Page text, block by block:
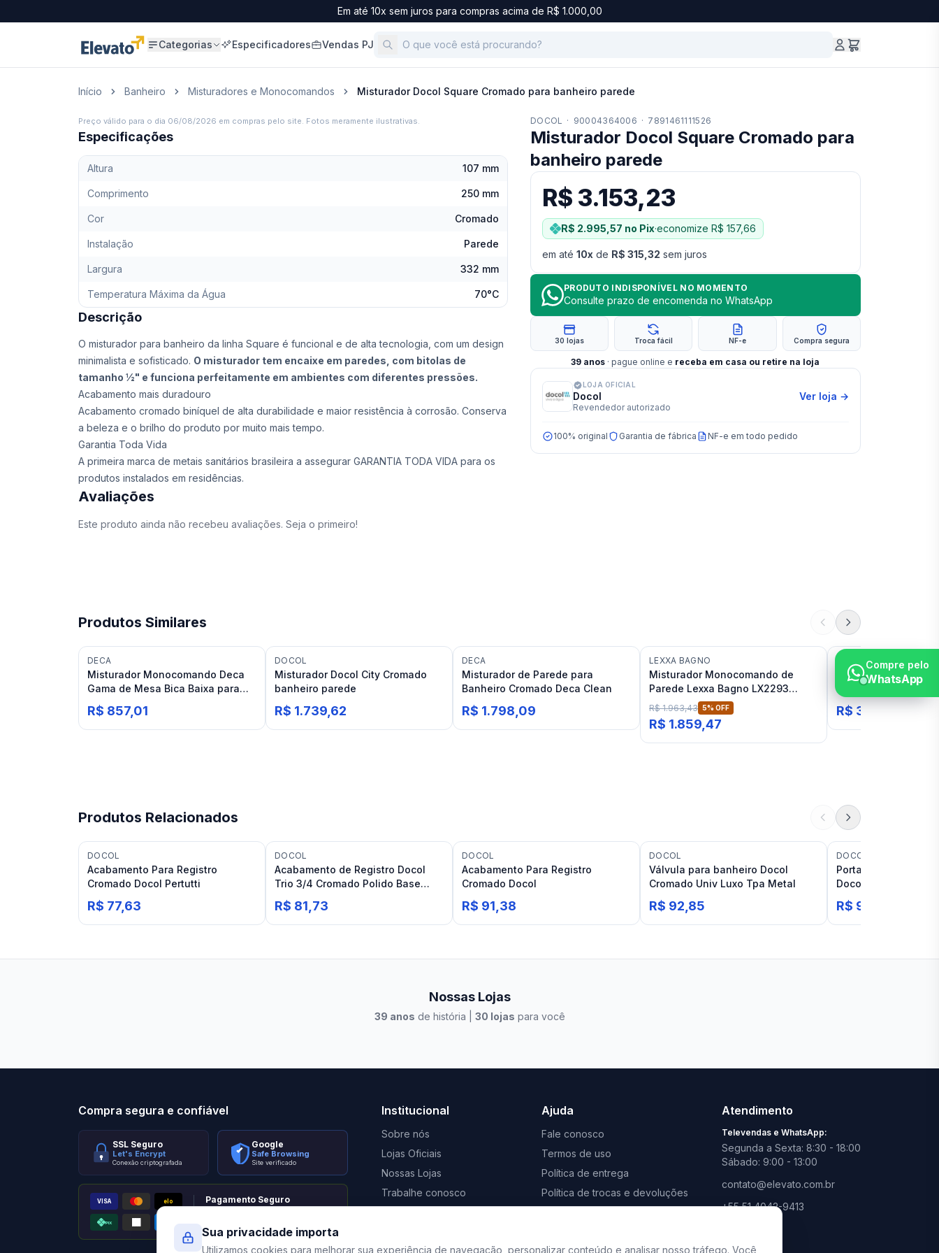
Em até 10x sem juros para compras acima de R$ 1.000,00
Categorias Especificadores Vendas PJ
Início Banheiro Misturadores e Monocomandos Misturador Docol Square Cromado para banheiro parede
Preço válido para o dia 06/08/2026 em compras pelo site. Fotos meramente ilustrativas.
Especificações
Altura 107 mm
Comprimento 250 mm
Cor Cromado
Instalação Parede
Largura 332 mm
Temperatura Máxima da Água 70°C
Descrição
O misturador para banheiro da linha Square é funcional e de alta tecnologia, com um design
minimalista e sofisticado. O misturador tem encaixe em paredes, com bitolas de
tamanho ½" e funciona perfeitamente em ambientes com diferentes pressões.
Acabamento mais duradouro
Acabamento cromado biníquel de alta durabilidade e maior resistência à corrosão. Conserva
a beleza e o brilho do produto por muito mais tempo.
Garantia Toda Vida
A primeira marca de metais sanitários brasileira a assegurar GARANTIA TODA VIDA para os
produtos instalados em residências.
Avaliações
Este produto ainda não recebeu avaliações. Seja o primeiro!
DOCOL · 90004364006 · 7891461111526
Misturador Docol Square Cromado para
banheiro parede
R$ 3.153,23
R$ 2.995,57 no Pix·economize R$ 157,66
em até 10x de R$ 315,32 sem juros
PRODUTO INDISPONÍVEL NO MOMENTO
Consulte prazo de encomenda no WhatsApp
30 lojas Troca fácil NF-e Compra segura
39 anos · pague online e receba em casa ou retire na loja
LOJA OFICIAL
Docol
Revendedor autorizado
Ver loja →
100% original Garantia de fábrica NF-e em todo pedido
Produtos Similares
DECA
Misturador Monocomando Deca
Gama de Mesa Bica Baixa para
Lavatório Cromado
R$ 857,01
DOCOL
Misturador Docol City Cromado
banheiro parede
R$ 1.739,62
DECA
Misturador de Parede para
Banheiro Cromado Deca Clean
R$ 1.798,09
LEXXA BAGNO
Misturador Monocomando de
Parede Lexxa Bagno LX2293
Cromado
R$ 1.963,43 5% OFF
R$ 1.859,47
Misturador de
Banheiro Cromado
R$ 3.519,07
Produtos Relacionados
DOCOL
Acabamento Para Registro
Cromado Docol Pertutti
R$ 77,63
DOCOL
Acabamento de Registro Docol
Trio 3/4 Cromado Polido Base
Deca
R$ 81,73
DOCOL
Acabamento Para Registro
Cromado Docol
R$ 91,38
DOCOL
Válvula para banheiro Docol
Cromado Univ Luxo Tpa Metal
R$ 92,85
DOCOL
Porta Toalhas de
Docol Idea
R$ 96,98
Nossas Lojas
39 anos de história | 30 lojas para você
Elevato Xangri-Lá
Compra segura e confiável
SSL Seguro
Let's Encrypt
Conexão criptografada
Google
Safe Browsing
Site verificado
VISA elo
PIX
Pagamento Seguro
Institucional
Sobre nós
Lojas Oficiais
Nossas Lojas
Trabalhe conosco
Ajuda
Fale conosco
Termos de uso
Política de entrega
Política de trocas e devoluções
Atendimento
Televendas e WhatsApp:
Segunda a Sexta: 8:30 - 18:00
Sábado: 9:00 - 13:00
contato@elevato.com.br
+55 51 4042-9413
consulte aqui
Compre pelo
WhatsApp
Sua privacidade importa
Utilizamos cookies para melhorar sua experiência de navegação, personalizar conteúdo e analisar nosso tráfego. Você